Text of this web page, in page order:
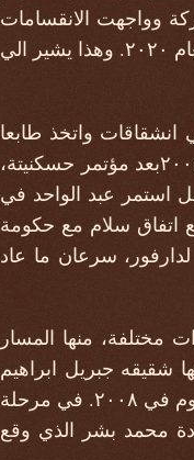
وواجهت الانقسامات
في مراحل مبكرة وتواصل وسط الحركات الاخرى حتى بعد توقيع اتفاق جوبا للسلام في العام ٢٠٢٠. وهذا يشير الي
واتخذ طابعا
اثنيا وقبليا في شكلها التنظيمي، أبرزها تكوين حركة تحرير السودان جناح مناوي في العام٢٠٠٥بعد مؤتمر حسكنيتة،
استمر عبد الواحد في
اتفاق سلام مع حكومة
لدارفور، سرعان ما عاد
مختلفة، منها المسار
شقيقه جبريل ابراهيم
بعد مقتله (وهم من القيادات الاسلامية) ووصل نطاق عمليات الحركة العسكرية الى الخرطوم في ٢٠٠٨. في مرحلة
وانشق فصيل منها بقيادة محمد بشر الذي وقع